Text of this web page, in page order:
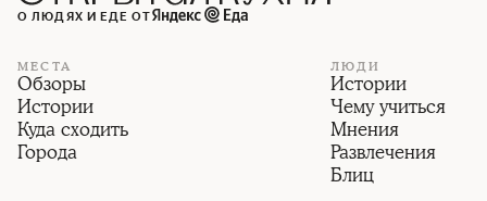
О ЛЮДЯХ И ЕДЕ ОТ
МЕСТА
Обзоры
Истории
Куда сходить
Города
ЛЮДИ
Истории
Чему учиться
Мнения
Развлечения
Блиц